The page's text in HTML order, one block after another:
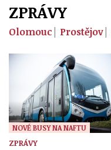
ZPRÁVY
Olomouc Prostějov
NOVÉ BUSY NA NAFTU
ZPRÁVY